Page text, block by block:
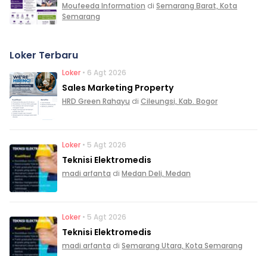
Moufeeda Information di Semarang Barat, Kota
Semarang
Loker Terbaru
Loker • 6 Agt 2026
Sales Marketing Property
HRD Green Rahayu di Cileungsi, Kab. Bogor
Loker • 5 Agt 2026
Teknisi Elektromedis
madi arfanta di Medan Deli, Medan
Loker • 5 Agt 2026
Teknisi Elektromedis
madi arfanta di Semarang Utara, Kota Semarang